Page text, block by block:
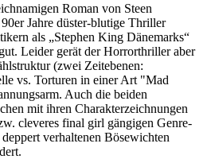
Roman von Steen
Jahre düster-blutige Thriller
als „Stephen King Dänemarks“
Leider gerät der Horrorthriller aber
(zwei Zeitebenen:
vs. Torturen in einer Art "Mad
Auch die beiden
mit ihren Charakterzeichnungen
cleveres final girl gängigen Genre-
verhaltenen Bösewichten